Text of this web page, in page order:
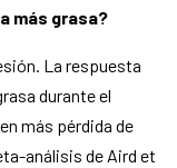
más grasa?
La respuesta
durante el
más pérdida de
análisis de Aird et